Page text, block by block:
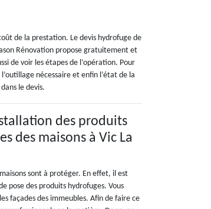
de la prestation. Le devis hydrofuge de
Rénovation propose gratuitement et
de voir les étapes de l’opération. Pour
nécessaire et enfin l’état de la
le devis.
des produits
des maisons à Vic La
sont à protéger. En effet, il est
pose des produits hydrofuges. Vous
façades des immeubles. Afin de faire ce